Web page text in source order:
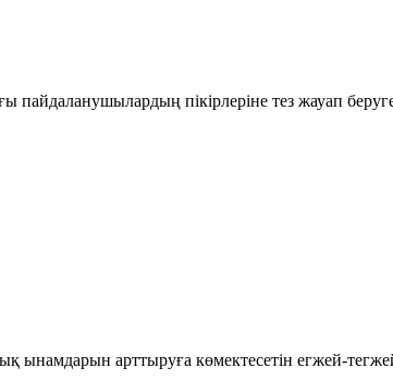
пайдаланушылардың пікірлеріне тез жауап
ынамдарын арттыруға көмектесетін егжей-